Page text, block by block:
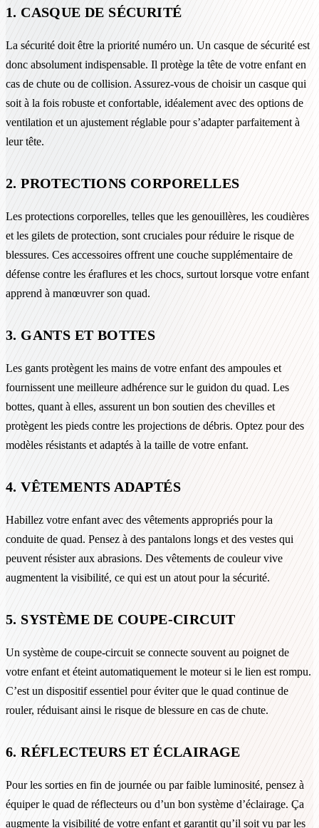
1. CASQUE DE SÉCURITÉ
La sécurité doit être la priorité numéro un. Un casque de sécurité est
donc absolument indispensable. Il protège la tête de votre enfant en
cas de chute ou de collision. Assurez-vous de choisir un casque qui
soit à la fois robuste et confortable, idéalement avec des options de
ventilation et un ajustement réglable pour s’adapter parfaitement à
leur tête.
2. PROTECTIONS CORPORELLES
Les protections corporelles, telles que les genouillères, les coudières
et les gilets de protection, sont cruciales pour réduire le risque de
blessures. Ces accessoires offrent une couche supplémentaire de
défense contre les éraflures et les chocs, surtout lorsque votre enfant
apprend à manœuvrer son quad.
3. GANTS ET BOTTES
Les gants protègent les mains de votre enfant des ampoules et
fournissent une meilleure adhérence sur le guidon du quad. Les
bottes, quant à elles, assurent un bon soutien des chevilles et
protègent les pieds contre les projections de débris. Optez pour des
modèles résistants et adaptés à la taille de votre enfant.
4. VÊTEMENTS ADAPTÉS
Habillez votre enfant avec des vêtements appropriés pour la
conduite de quad. Pensez à des pantalons longs et des vestes qui
peuvent résister aux abrasions. Des vêtements de couleur vive
augmentent la visibilité, ce qui est un atout pour la sécurité.
5. SYSTÈME DE COUPE-CIRCUIT
Un système de coupe-circuit se connecte souvent au poignet de
votre enfant et éteint automatiquement le moteur si le lien est rompu.
C’est un dispositif essentiel pour éviter que le quad continue de
rouler, réduisant ainsi le risque de blessure en cas de chute.
6. RÉFLECTEURS ET ÉCLAIRAGE
Pour les sorties en fin de journée ou par faible luminosité, pensez à
équiper le quad de réflecteurs ou d’un bon système d’éclairage. Ça
augmente la visibilité de votre enfant et garantit qu’il soit vu par les